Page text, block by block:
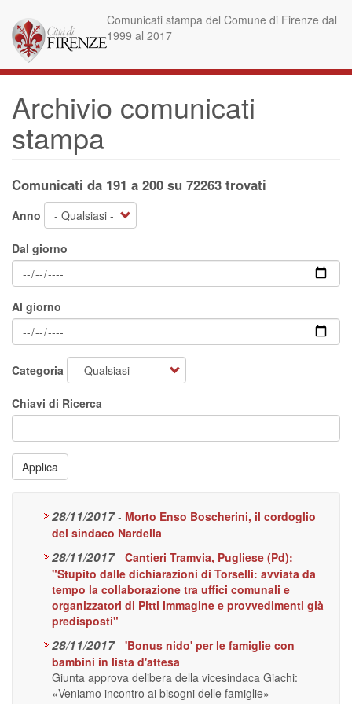
contenuto
principale
Comunicati stampa del Comune di Firenze dal
1999 al 2017
Archivio comunicati
stampa
Comunicati da 191 a 200 su 72263 trovati
Anno
Dal giorno
Al giorno
Categoria
Chiavi di Ricerca
Applica
28/11/2017 - Morto Enso Boscherini, il cordoglio
del sindaco Nardella
28/11/2017 - Cantieri Tramvia, Pugliese (Pd):
"Stupito dalle dichiarazioni di Torselli: avviata da
tempo la collaborazione tra uffici comunali e
organizzatori di Pitti Immagine e provvedimenti già
predisposti"
28/11/2017 - 'Bonus nido' per le famiglie con
bambini in lista d'attesa
Giunta approva delibera della vicesindaca Giachi:
«Veniamo incontro ai bisogni delle famiglie»